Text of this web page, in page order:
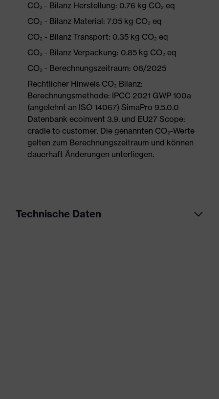
CO₂ - Bilanz Herstellung: 0.76 kg CO₂ eq
CO₂ - Bilanz Material: 7.05 kg CO₂ eq
CO₂ - Bilanz Transport: 0.35 kg CO₂ eq
CO₂ - Bilanz Verpackung: 0.85 kg CO₂ eq
CO₂ - Berechnungszeitraum: 08/2025
Rechtlicher Hinweis CO₂ Bilanz:
Berechnungsmethode: IPCC 2021 GWP 100a
(angelehnt an ISO 14067) SimaPro 9.5.0.0
Datenbank ecoinvent 3.9. und EU27 Scope:
cradle to customer. Die genannten CO₂-Werte
gelten zum Berechnungszeitraum und können
dauerhaft Änderungen unterliegen.
Technische Daten